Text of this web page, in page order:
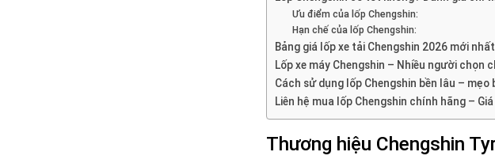
Ưu điểm của lốp Chengshin:
Hạn chế của lốp Chengshin:
Bảng giá lốp xe tải Chengshin 2026 mới nhất
Lốp xe máy Chengshin – Nhiều người chọn
Cách sử dụng lốp Chengshin bền lâu –
Liên hệ mua lốp Chengshin chính hãng –
Thương hiệu Chengshin